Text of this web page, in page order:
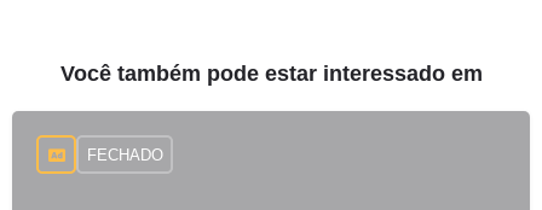
Você também pode estar interessado em
FECHADO